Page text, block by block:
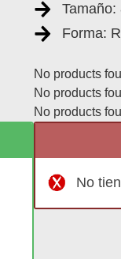
Tamaño:
Forma:
No products
No products
No products
No